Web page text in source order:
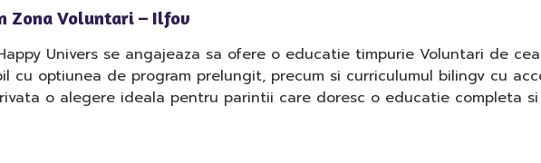
Zona Voluntari – Ilfov
Univers se angajeaza sa ofere o educatie timpurie Voluntari de
cu optiunea de program prelungit, precum si curriculumul bilingv cu
o alegere ideala pentru parintii care doresc o educatie completa